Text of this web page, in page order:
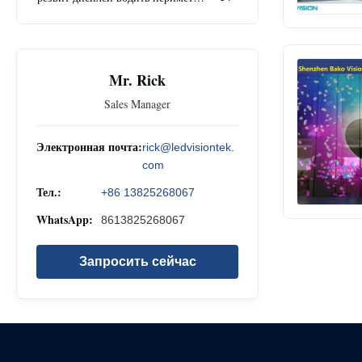
Mr. Rick
Sales Manager
Электронная почта:rick@ledvisiontek.
com
Тел.: +86 13825268067
WhatsApp: 8613825268067
Запросить сейчас